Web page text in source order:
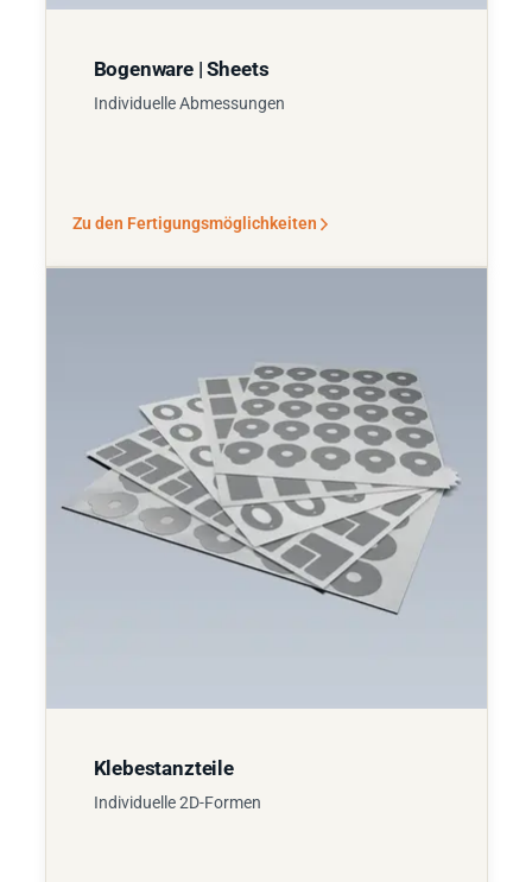
Bogenware | Sheets
Individuelle Abmessungen
Zu den Fertigungsmöglichkeiten
Klebestanzteile
Individuelle 2D-Formen